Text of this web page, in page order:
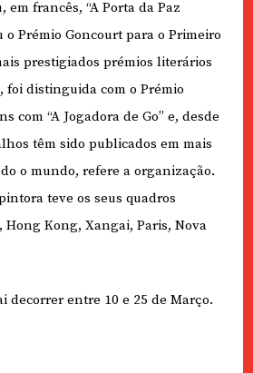
em francês, “A Porta da Paz
o Prémio Goncourt para o Primeiro
prestigiados prémios literários
foi distinguida com o Prémio
com “A Jogadora de Go” e, desde
têm sido publicados em mais
o mundo, refere a organização.
teve os seus quadros
Hong Kong, Xangai, Paris, Nova
decorrer entre 10 e 25 de Março.